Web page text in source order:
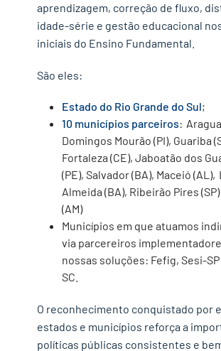
aprendizagem, correção de fluxo,
idade-série e gestão educacional
iniciais do Ensino Fundamental.
São eles:
Estado do Rio Grande do Sul;
10 municípios parceiros:
Domingos Mourão (PI), Guariba
Fortaleza (CE), Jaboatão dos
(PE), Salvador (BA), Maceió
Almeida (BA), Ribeirão Pires
(AM)
Municípios em que atuamos
via parcereiros
nossas soluções: Fefig, Sesi-
SC.
O reconhecimento conquistado por
estados e municípios reforça a
políticas públicas consistentes e